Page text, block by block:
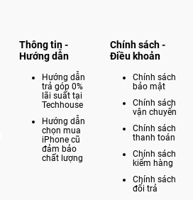
Thông tin -
Hướng dẫn
Hướng dẫn
trả góp 0%
lãi suất tại
Techhouse
Hướng dẫn
chọn mua
iPhone cũ
đảm bảo
chất lượng
Chính sách -
Điều khoản
Chính sách
bảo mật
Chính sách
vận chuyển
Chính sách
thanh toán
Chính sách
kiểm hàng
Chính sách
đổi trả